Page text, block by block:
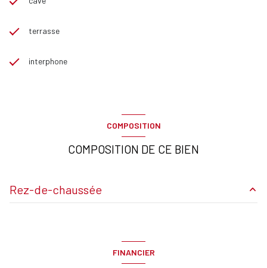
terrasse
interphone
COMPOSITION
COMPOSITION DE CE BIEN
Rez-de-chaussée
FINANCIER